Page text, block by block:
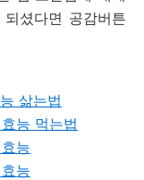
셨다면 공감버튼
삶는법
능 먹는법
능
능